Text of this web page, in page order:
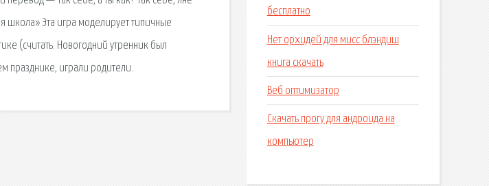
школа» Эта игра моделирует типичные
(считать. Новогодний утренник был
празднике, играли родители.
бесплатно
Нет орхидей для мисс блэндиш
книга скачать
Веб оптимизатор
Скачать прогу для андроида на
компьютер